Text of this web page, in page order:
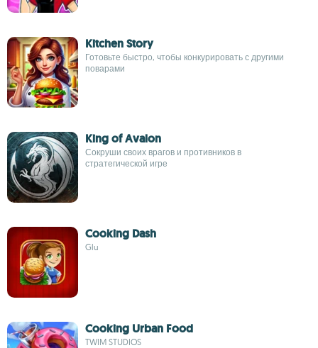
Kitchen Story
Готовьте быстро, чтобы конкурировать с другими
поварами
King of Avalon
Сокруши своих врагов и противников в
стратегической игре
Cooking Dash
Glu
Cooking Urban Food
TWIM STUDIOS